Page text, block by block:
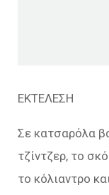
ΕΚΤΕΛΕΣΗ
Σε κατσαρόλα
τζίντζερ, το
το κόλιαντρο